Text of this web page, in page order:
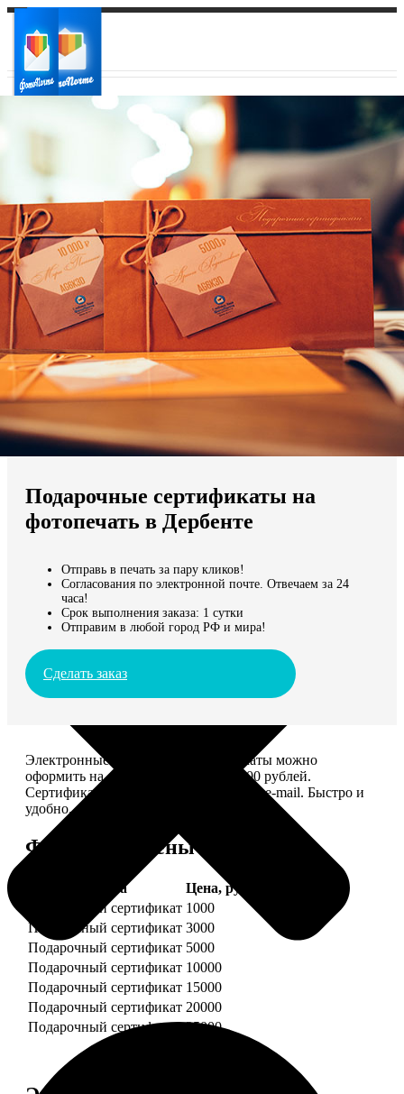
Ваш регион доставки
Выберите из списка:
Мы доставляем по всему миру
Продолжить без города
Подарочные сертификаты на
фотопечать в Дербенте
Отправь в печать за пару кликов!
Согласования по электронной почте. Отвечаем за 24
часа!
Срок выполнения заказа: 1 сутки
Отправим в любой город РФ и мира!
Сделать заказ
Электронные подарочные сертификаты можно
оформить на сумму от 1 000 до 25 000 рублей.
Сертификат вы сможете отправить по e-mail. Быстро и
удобно.
Форматы и цены
Услуга
Цена, руб.
Подарочный сертификат 1000
Подарочный сертификат 3000
Подарочный сертификат 5000
Подарочный сертификат 10000
Подарочный сертификат 15000
Подарочный сертификат 20000
Подарочный сертификат 25000